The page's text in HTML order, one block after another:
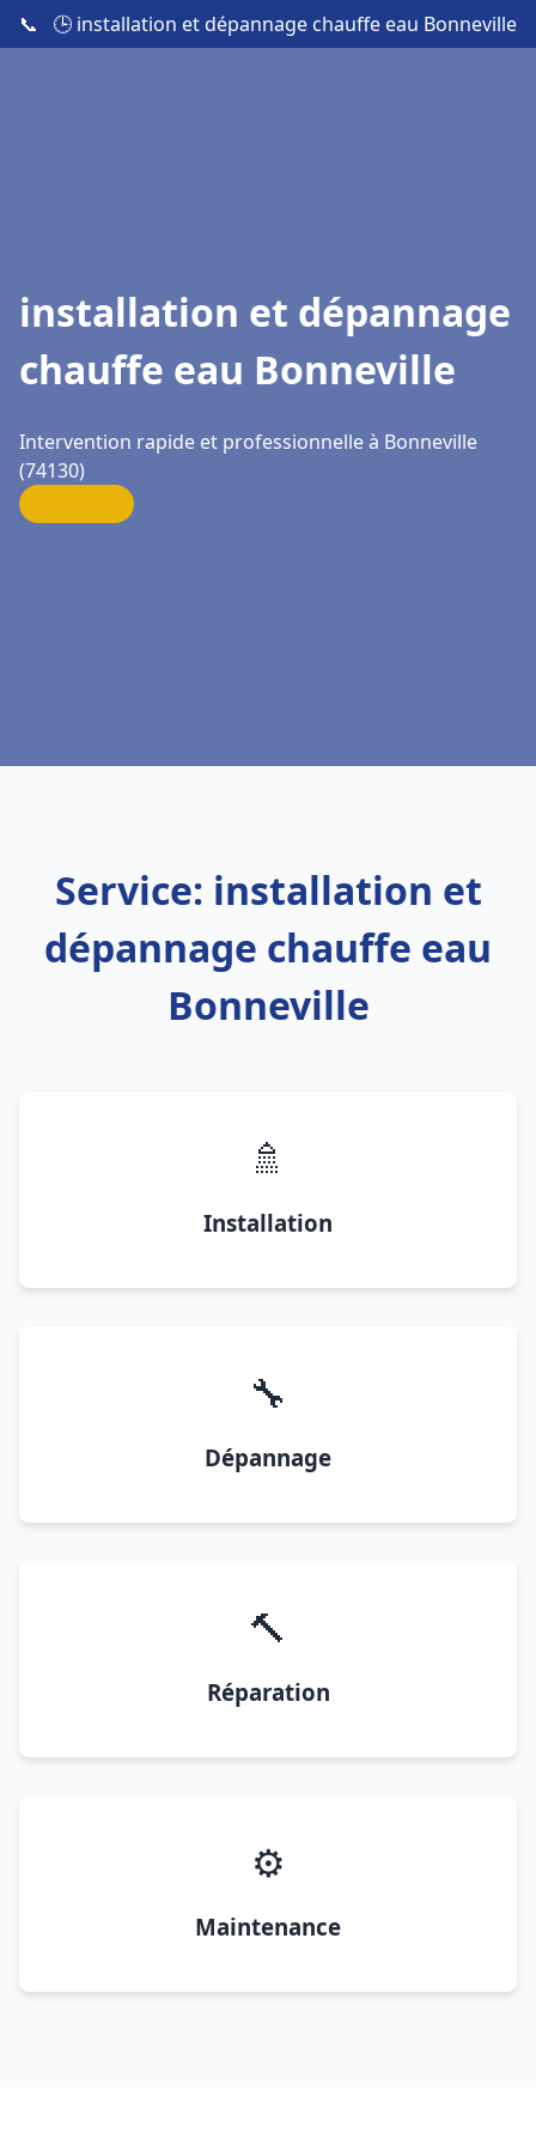
📞 🕒 installation et dépannage chauffe eau Bonneville
installation et dépannage
chauffe eau Bonneville
Intervention rapide et professionnelle à Bonneville
(74130)
Service: installation et
dépannage chauffe eau
Bonneville
🚿
Installation
🔧
Dépannage
🔨
Réparation
⚙️
Maintenance